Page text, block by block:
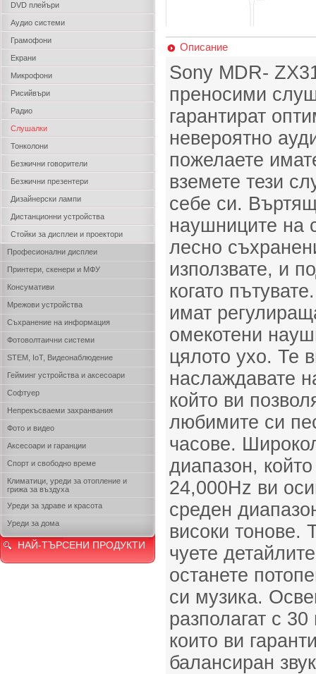
DVD плейъри
Аудио системи
Грамофони
Екрани
Микрофони
Рисийвъри
Радио
Слушалки
Тонколони
Безжични говорители
Безжични презентери
Дизайнерски лампи
Дистанционни устройства
Стойки за дисплеи и проектори
Професионални дисплеи
Принтери, скенери и МФУ
Консумативи
Мрежови устройства
Съхранение на информация
Фотоволтаични системи
STEM, IoT, Видеонаблюдение
Гейминг устройства и аксесоари
Софтуер
Непрекъсваеми захранвания
Фото и видео
Аксесоари и гаранции
Спорт и свободно време
Климатици, уреди за отопление и
грижа за въздуха
Уреди за здраве и красота
Уреди за дома
НАЙ-ТЪРСЕНИ ПРОДУКТИ
Описание
Sony MDR-
преносими
гарантират
невероятно
пожелаете
вземете тези
себе си.
наушниците на
лесно
използвате, и
когато
имат
омекотени
цялото ухо. Те
наслаждавате
който ви
любимите си
часове.
диапазон,
24,000Hz ви
среден
високи тонове.
чуете
останете
си музика.
разполагат с
които ви
балансиран